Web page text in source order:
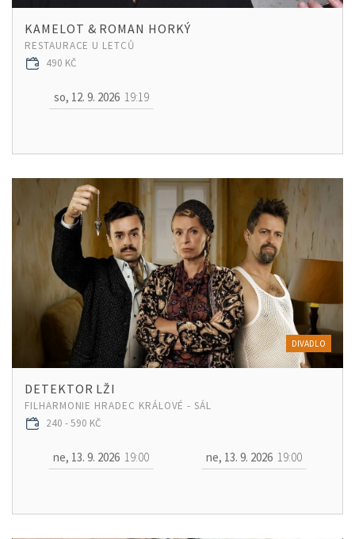
KAMELOT & ROMAN HORKÝ
RESTAURACE U LETCŮ
490 KČ
so, 12. 9. 2026 19:19
DIVADLO
DETEKTOR LŽI
FILHARMONIE HRADEC KRÁLOVÉ - SÁL
240 - 590 KČ
ne, 13. 9. 2026 19:00 ne, 13. 9. 2026 19:00